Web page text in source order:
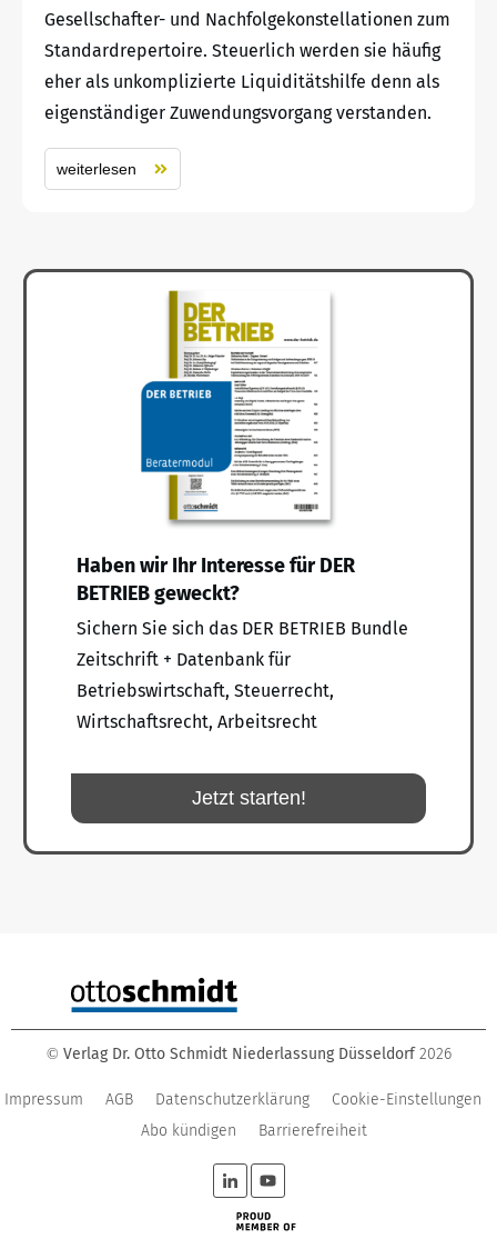
Gesellschafter- und Nachfolgekonstellationen zum
Standardrepertoire. Steuerlich werden sie häufig
eher als unkomplizierte Liquiditätshilfe denn als
eigenständiger Zuwendungsvorgang verstanden.
weiterlesen
Haben wir Ihr Interesse für DER
BETRIEB geweckt?
Sichern Sie sich das DER BETRIEB Bundle
Zeitschrift + Datenbank für
Betriebswirtschaft, Steuerrecht,
Wirtschaftsrecht, Arbeitsrecht
Jetzt starten!
© Verlag Dr. Otto Schmidt Niederlassung Düsseldorf 2026
Impressum AGB Datenschutzerklärung
Cookie-Einstellungen
Abo kündigen
Barrierefreiheit